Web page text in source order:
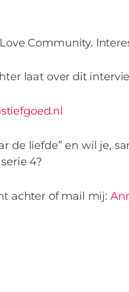
Community.
laat over dit
de liefde” en wil je,
4?
achter of mail mij: